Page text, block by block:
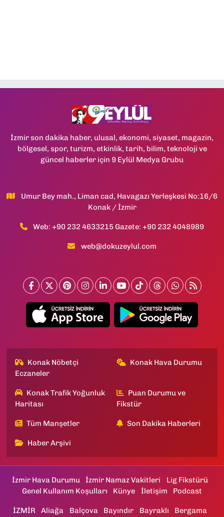
İzmir son dakika haber, ulusal, ekonomi, siyaset, magazin,
bölgesel, spor, turizm, etkinlik, tarih, bilim, teknoloji ve
güncel haberler için 9 Eylül Medya Grubu
Umur Bey mah., Liman cad, Havagazı Yerleşkesi No:16/6
Konak / İzmir
Web: +90 232 4633215 Gazete: +90 232 4048989
web@dokuzeylul.com
Konak Nöbetçi
Eczaneler
Konak Hava Durumu
Konak Trafik Yoğunluk
Haritası
Puan Durumu ve
Fikstür
Tüm Manşetler Son Dakika Haberleri
Haber Arşivi
İzmir Hava Durumu İzmir Namaz Vakitleri
Lig Fikstürü
Genel Kullanım Koşulları
Künye İletişim Podcast
İZMİR Aliağa Balçova Bayındır Bayraklı Bergama